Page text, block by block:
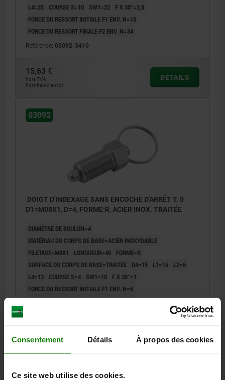
Consentement Détails À propos des cookies
Ce site web utilise des cookies.
L4=25
COURSE S=10 SW1=22
F X 30°=2,8
FORCE DU RESSORT INITIALE F1 ENV. N=15
FORCE DU RESSORT FINALE F2 ENV. N=34
Référence: 03092-3410
15,63 €
hors TVA
hors frais d’envoi
DÉTAILS
03092
DOIGT D'INDEXAGE SANS ENCOCHE D'ARRÊT T. 0
D1=M08X1, D=4, FORME:R, ACIER INOX. TRAITÉE
DIAMÈTRE DE BOULON=4
MATÉRIAU DU CORPS DE BASE=ACIER INOXYDABLE
FILETAGE=M8X1
LONGUEUR=40
FORME=R
SURFACE DU CORPS DE BASE=TRAITÉE
D4=15 L1=15
L2=6
L4=13
COURSE S=4 SW1=10
F X 30°=1
FORCE DU RESSORT INITIALE F1 ENV. N=6
FORCE DU RESSORT FINALE F2 ENV. N=12
11,08 €
hors frais d’envoi